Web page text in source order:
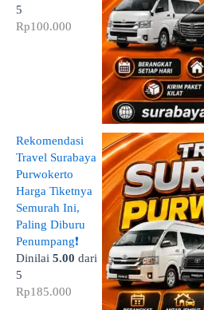
5
Rp100.000
Rekomendasi
Travel Surabaya
Purwokerto
Harga Tiketnya
Semurah Ini,
Paling Diburu
Penumpang❗
Dinilai 5.00 dari
5
Rp185.000